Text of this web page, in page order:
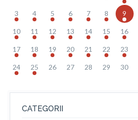
3 4 5 6 7 8 9
10 11 12 13 14 15 16
17 18 19 20 21 22 23
24 25 26 27 28 29 30
CATEGORII